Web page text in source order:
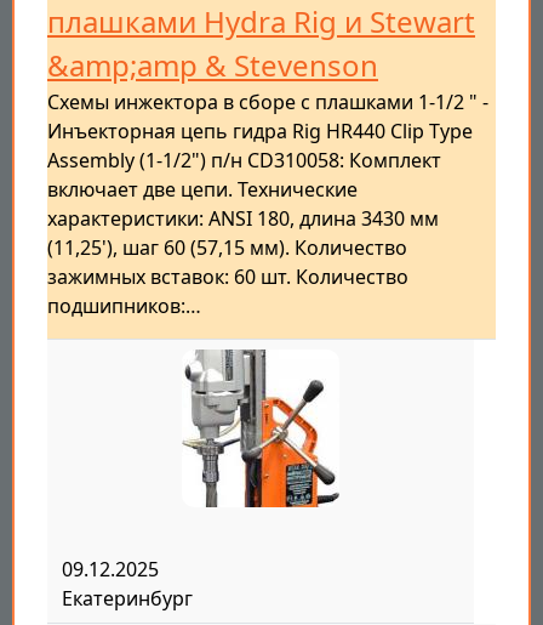
плашками Hydra Rig и Stewart
&amp;amp & Stevenson
Схемы инжектора в сборе с плашками 1-1/2 " -
Инъекторная цепь гидра Rig HR440 Clip Type
Assembly (1-1/2") п/н CD310058: Комплект
включает две цепи. Технические
характеристики: ANSI 180, длина 3430 мм
(11,25'), шаг 60 (57,15 мм). Количество
зажимных вставок: 60 шт. Количество
подшипников:…
09.12.2025
Екатеринбург